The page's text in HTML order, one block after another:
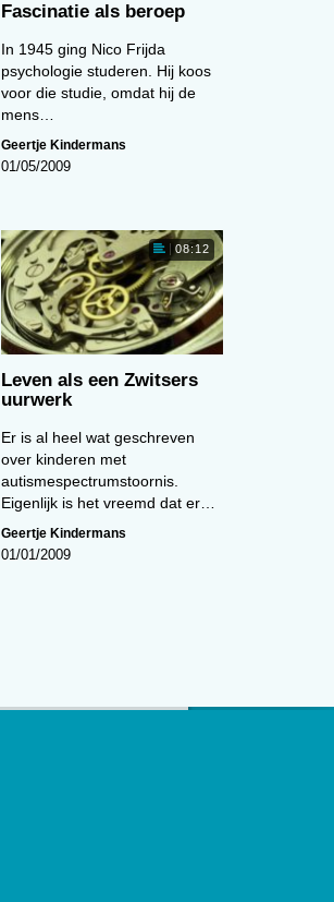
Fascinatie als beroep
In 1945 ging Nico Frijda
psychologie studeren. Hij koos
voor die studie, omdat hij de
mens…
Geertje Kindermans
01/05/2009
08:12
Leven als een Zwitsers
uurwerk
Er is al heel wat geschreven
over kinderen met
autismespectrumstoornis.
Eigenlijk is het vreemd dat er…
Geertje Kindermans
01/01/2009